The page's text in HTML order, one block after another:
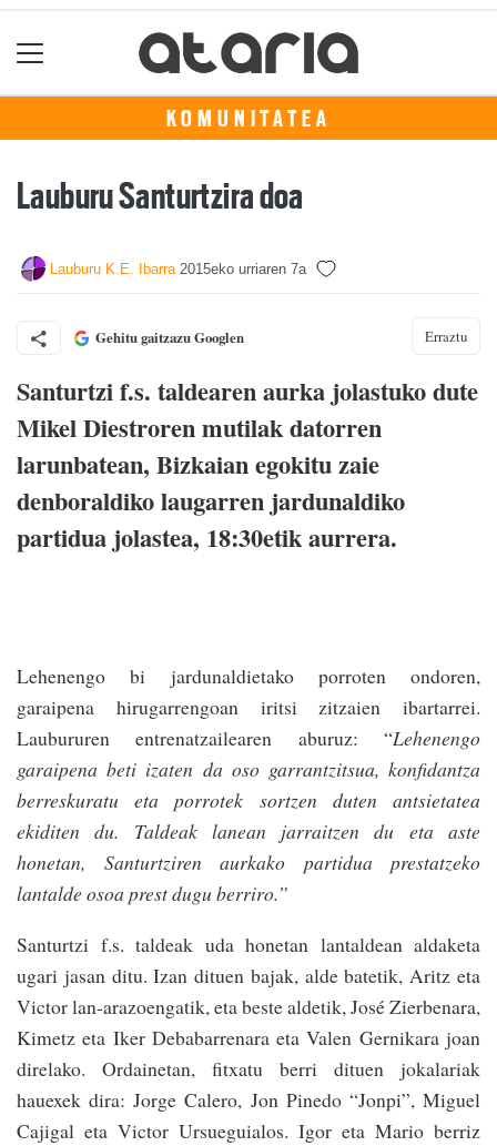
KOMUNITATEA
Lauburu Santurtzira doa
Lauburu K.E. Ibarra 2015eko urriaren 7a
Gehitu gaitzazu Googlen Erraztu
Santurtzi f.s. taldearen aurka jolastuko dute
Mikel Diestroren mutilak datorren
larunbatean, Bizkaian egokitu zaie
denboraldiko laugarren jardunaldiko
partidua jolastea, 18:30etik aurrera.
Lehenengo bi jardunaldietako porroten ondoren,
garaipena hirugarrengoan iritsi zitzaien ibartarrei.
Laubururen entrenatzailearen aburuz: “Lehenengo
garaipena beti izaten da oso garrantzitsua, konfidantza
berreskuratu eta porrotek sortzen duten antsietatea
ekiditen du. Taldeak lanean jarraitzen du eta aste
honetan, Santurtziren aurkako partidua prestatzeko
lantalde osoa prest dugu berriro.”
Santurtzi f.s. taldeak uda honetan lantaldean aldaketa
ugari jasan ditu. Izan dituen bajak, alde batetik, Aritz eta
Victor lan-arazoengatik, eta beste aldetik, José Zierbenara,
Kimetz eta Iker Debabarrenara eta Valen Gernikara joan
direlako. Ordainetan, fitxatu berri dituen jokalariak
hauexek dira: Jorge Calero, Jon Pinedo “Jonpi”, Miguel
Cajigal eta Victor Ursueguialos. Igor eta Mario berriz